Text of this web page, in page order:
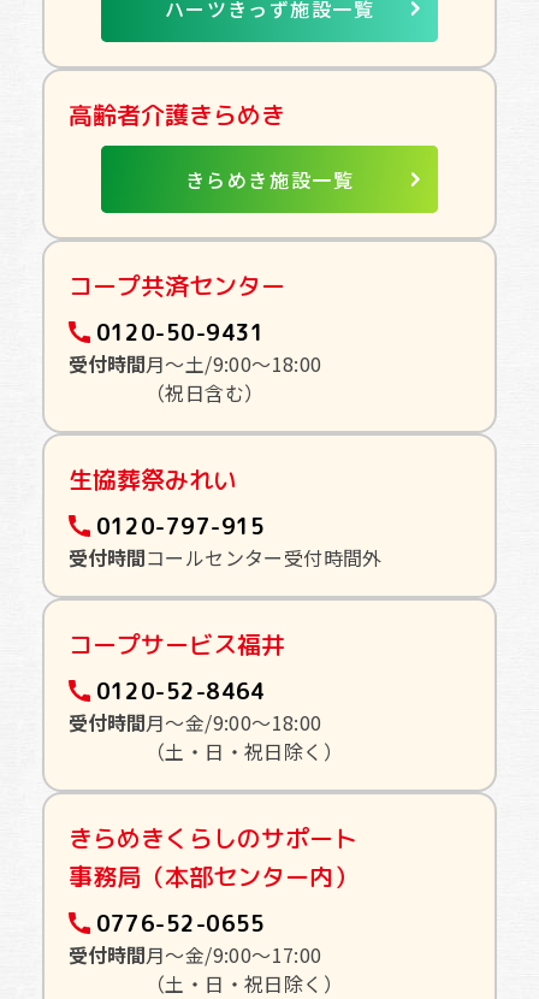
ハーツきっず施設一覧
高齢者介護きらめき
きらめき施設一覧
コープ共済センター
0120-50-9431
受付時間月〜土/9:00〜18:00
（祝日含む）
生協葬祭みれい
0120-797-915
受付時間コールセンター受付時間外
コープサービス福井
0120-52-8464
受付時間月〜金/9:00〜18:00
（土・日・祝日除く）
きらめきくらしのサポート
事務局（本部センター内）
0776-52-0655
受付時間月〜金/9:00〜17:00
（土・日・祝日除く）